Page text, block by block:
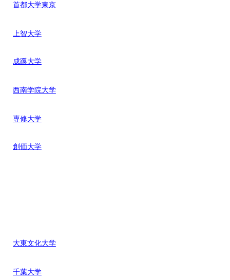
首都大学東京
上智大学
成蹊大学
西南学院大学
専修大学
創価大学
大東文化大学
千葉大学